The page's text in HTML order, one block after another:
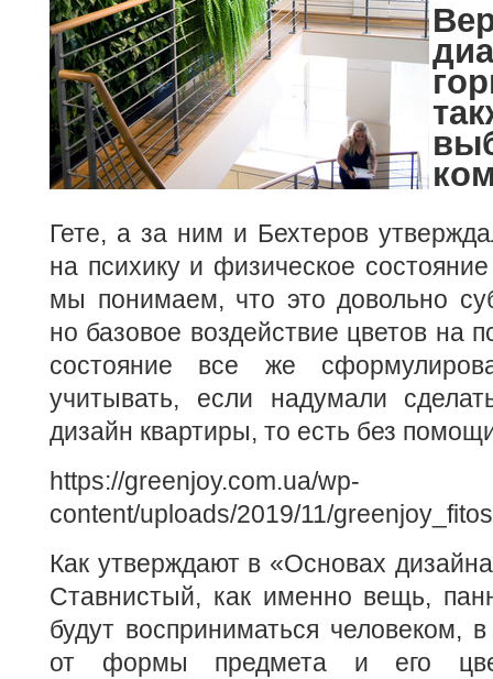
Гете, а за ним и Бехтеров
на психику и физическое
мы понимаем, что это довольно
но базовое воздействие цветов на
состояние все же
учитывать, если надумали
дизайн квартиры, то есть без
https://greenjoy.com.ua/wp-
content/uploads/2019/11/
Как утверждают в «Основах
Ставнистый, как именно вещь,
будут восприниматься человеком,
от формы предмета и его